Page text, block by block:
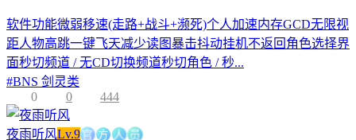
软件功能微弱移速(走路+战斗+濒死)个人加速内存GCD无限视
距人物高跳一键飞天减少读图暴击抖动挂机不返回角色选择界
面秒切频道 / 无CD切换频道秒切角色 / 秒...
#BNS 剑灵类
0
0 444
夜雨听风Lv.9官方人员